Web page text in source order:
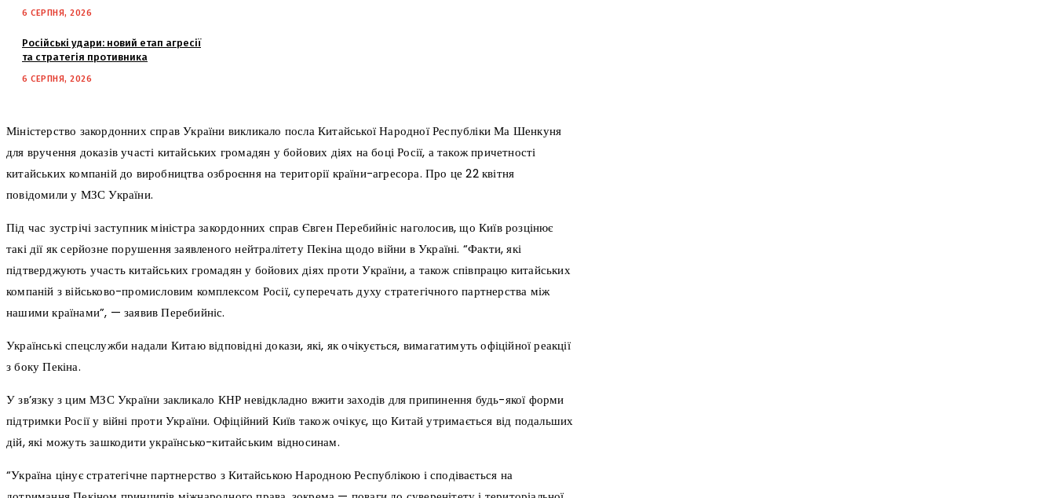
6 СЕРПНЯ, 2026
Російські удари: новий етап агресії
та стратегія противника
6 СЕРПНЯ, 2026
Міністерство закордонних справ України викликало посла Китайської Народної Республіки Ма Шенкуня
для вручення доказів участі китайських громадян у бойових діях на боці Росії, а також причетності
китайських компаній до виробництва озброєння на території країни-агресора. Про це 22 квітня
повідомили у МЗС України.
Під час зустрічі заступник міністра закордонних справ Євген Перебийніс наголосив, що Київ розцінює
такі дії як серйозне порушення заявленого нейтралітету Пекіна щодо війни в Україні. “Факти, які
підтверджують участь китайських громадян у бойових діях проти України, а також співпрацю китайських
компаній з військово-промисловим комплексом Росії, суперечать духу стратегічного партнерства між
нашими країнами”, — заявив Перебийніс.
Українські спецслужби надали Китаю відповідні докази, які, як очікується, вимагатимуть офіційної реакції
з боку Пекіна.
У зв’язку з цим МЗС України закликало КНР невідкладно вжити заходів для припинення будь-якої форми
підтримки Росії у війні проти України. Офіційний Київ також очікує, що Китай утримається від подальших
дій, які можуть зашкодити українсько-китайським відносинам.
“Україна цінує стратегічне партнерство з Китайською Народною Республікою і сподівається на